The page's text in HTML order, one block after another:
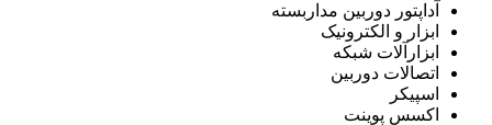
آداپتور دوربین مداربسته
ابزار و الکترونیک
ابزارآلات شبکه
اتصالات دوربین
اسپیکر
اکسس پوینت